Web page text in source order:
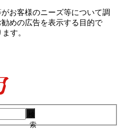
お客様のニーズ等について調
めの広告を表⽰する⽬的で
す。
索